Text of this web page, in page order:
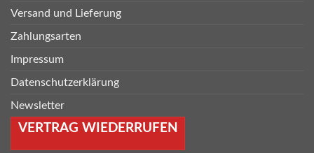
Versand und Lieferung
Zahlungsarten
Impressum
Datenschutzerklärung
Newsletter
VERTRAG WIEDERRUFEN